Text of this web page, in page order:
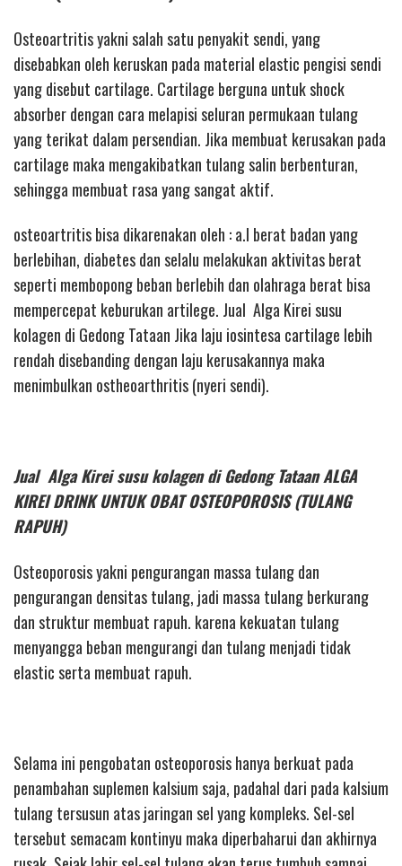
Osteoartritis yakni salah satu penyakit sendi, yang
disebabkan oleh keruskan pada material elastic pengisi sendi
yang disebut cartilage. Cartilage berguna untuk shock
absorber dengan cara melapisi seluran permukaan tulang
yang terikat dalam persendian. Jika membuat kerusakan pada
cartilage maka mengakibatkan tulang salin berbenturan,
sehingga membuat rasa yang sangat aktif.
osteoartritis bisa dikarenakan oleh : a.l berat badan yang
berlebihan, diabetes dan selalu melakukan aktivitas berat
seperti membopong beban berlebih dan olahraga berat bisa
mempercepat keburukan artilege. Jual Alga Kirei susu
kolagen di Gedong Tataan Jika laju iosintesa cartilage lebih
rendah disebanding dengan laju kerusakannya maka
menimbulkan ostheoarthritis (nyeri sendi).
Jual Alga Kirei susu kolagen di Gedong Tataan ALGA
KIREI DRINK UNTUK OBAT OSTEOPOROSIS (TULANG
RAPUH)
Osteoporosis yakni pengurangan massa tulang dan
pengurangan densitas tulang, jadi massa tulang berkurang
dan struktur membuat rapuh. karena kekuatan tulang
menyangga beban mengurangi dan tulang menjadi tidak
elastic serta membuat rapuh.
Selama ini pengobatan osteoporosis hanya berkuat pada
penambahan suplemen kalsium saja, padahal dari pada kalsium
tulang tersusun atas jaringan sel yang kompleks. Sel-sel
tersebut semacam kontinyu maka diperbaharui dan akhirnya